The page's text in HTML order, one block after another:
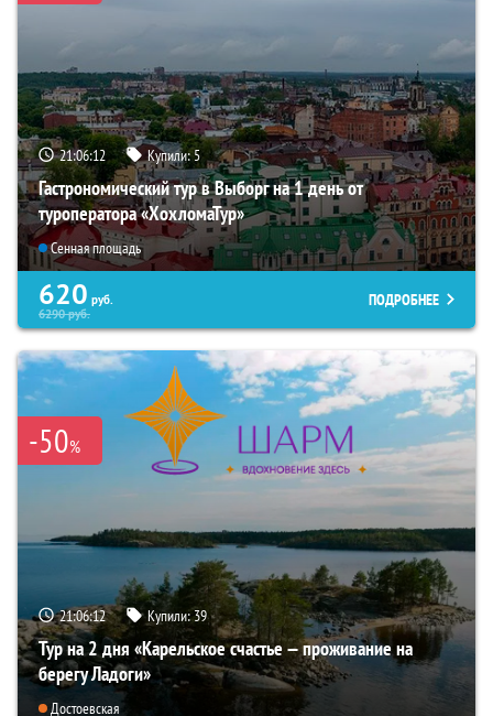
21:06:10 Купили:5
Гастрономический тур в Выборг на 1 день от
туроператора «ХохломаТур»
Сенная площадь
620 руб.
6290руб.
ПОДРОБНЕЕ
-50%
21:06:10 Купили:39
Тур на 2 дня «Карельское счастье — проживание на
берегу Ладоги»
Достоевская